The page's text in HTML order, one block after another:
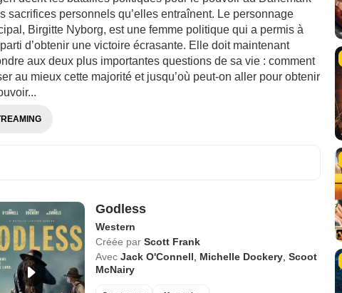
sacrifices personnels qu’elles entraînent. Le personnage
Birgitte Nyborg, est une femme politique qui a permis à
d’obtenir une victoire écrasante. Elle doit maintenant
aux deux plus importantes questions de sa vie : comment
au mieux cette majorité et jusqu’où peut-on aller pour obtenir
Godless
Western
Créée par Scott Frank
Avec Jack O'Connell Michelle Dockery, Scoot
McNairy